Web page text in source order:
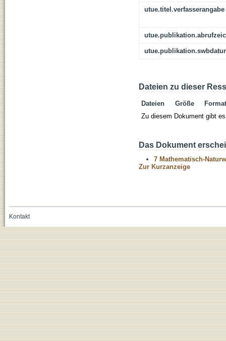
utue.titel.verfasserangabe
Dateien zu dieser
Dateien Größe
Format
Zu diesem Dokument gibt
Das Dokument
7 Mathematisch-
Zur Kurzanzeige
Kontakt